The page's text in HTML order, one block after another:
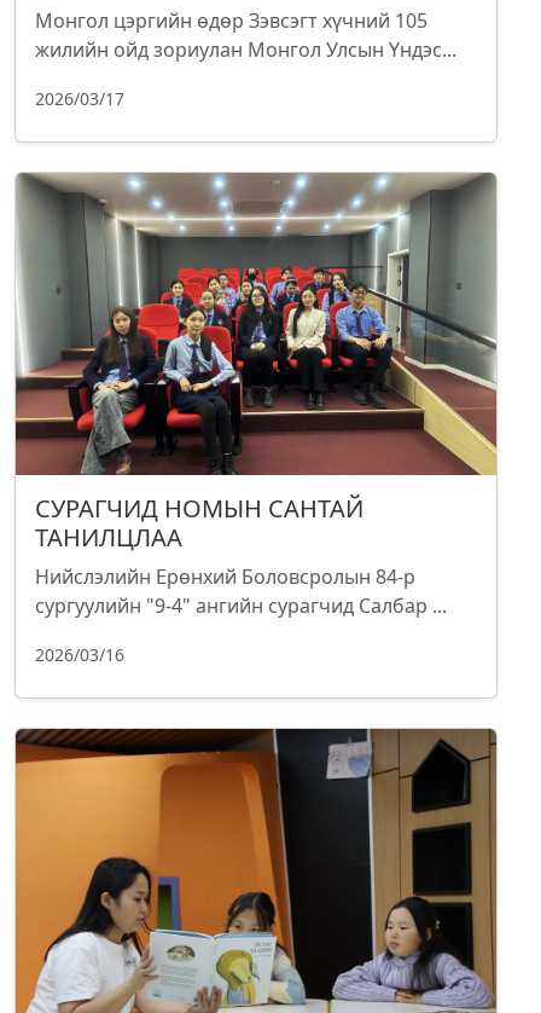
Монгол цэргийн өдөр Зэвсэгт хүчний 105
жилийн ойд зориулан Монгол Улсын Үндэс...
2026/03/17
СУРАГЧИД НОМЫН САНТАЙ
ТАНИЛЦЛАА
Нийслэлийн Ерөнхий Боловсролын 84-р
сургуулийн "9-4" ангийн сурагчид Салбар ...
2026/03/16